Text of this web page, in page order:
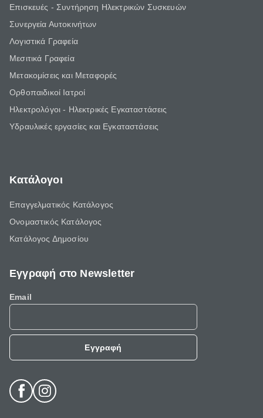
Επισκευές - Συντήρηση Ηλεκτρικών Συσκευών
Συνεργεία Αυτοκινήτων
Λογιστικά Γραφεία
Μεσιτικά Γραφεία
Μετακομίσεις και Μεταφορές
Ορθοπαιδικοί Ιατροί
Ηλεκτρολόγοι - Ηλεκτρικές Εγκαταστάσεις
Υδραυλικές εργασίες και Εγκαταστάσεις
Κατάλογοι
Επαγγελματικός Κατάλογος
Ονομαστικός Κατάλογος
Κατάλογος Δημοσίου
Εγγραφή στο Newsletter
Email
Εγγραφή